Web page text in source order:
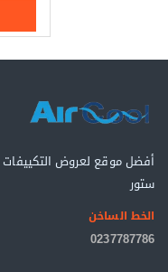
أفضل موقع لعروض
ستور
الخط الساخن
0237787786